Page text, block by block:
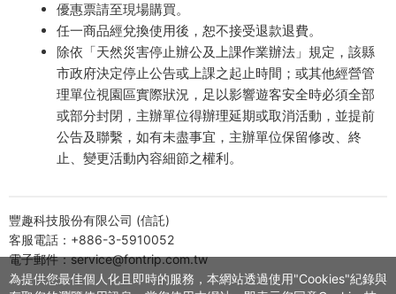
優惠票請至現場購買。
任一商品經兌換使用後，恕不接受退款退費。
除依「天然災害停止辦公及上課作業辦法」規定，該縣
市政府決定停止公告或上課之起止時間；或其他經營管
理單位視園區實際狀況，足以影響遊客安全時必須全部
或部分封閉，主辦單位得辦理延期或取消活動，並提前
公告及聯繫，如有未盡事宜，主辦單位保留修改、終
止、變更活動內容細節之權利。
豐趣科技股份有限公司 (信託)
客服電話：+886-3-5910052
電子郵件：service@fontrip.com.tw
為提供您最佳個人化且即時的服務，本網站透過使用"Cookies"紀錄與